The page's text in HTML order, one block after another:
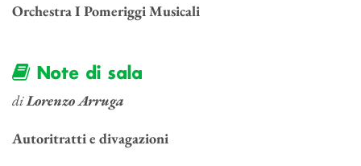
Orchestra I Pomeriggi Musicali
Note di sala
diLorenzo Arruga
Autoritratti e divagazioni